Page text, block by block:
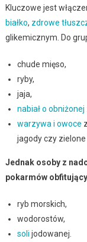
Kluczowe jest
białko, zdrowe
glikemicznym. Do
chude mięso,
ryby,
jaja,
nabiał o
warzywa i owoce
jagody czy zielone
Jednak osoby z
pokarmów
ryb morskich,
wodorostów,
soli jodowanej.